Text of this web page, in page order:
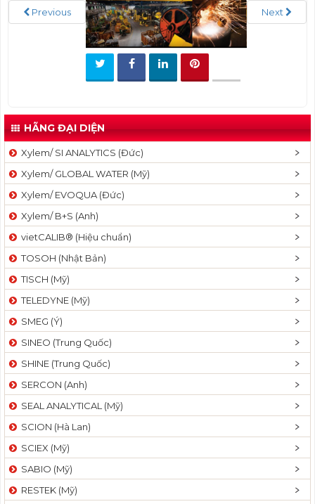
n
a
i
o
n
Previous Next
HÃNG ĐẠI DIỆN
Xylem/ SI ANALYTICS (Đức)
Xylem/ GLOBAL WATER (Mỹ)
Xylem/ EVOQUA (Đức)
Xylem/ B+S (Anh)
vietCALIB® (Hiệu chuẩn)
TOSOH (Nhật Bản)
TISCH (Mỹ)
TELEDYNE (Mỹ)
SMEG (Ý)
SINEO (Trung Quốc)
SHINE (Trung Quốc)
SERCON (Anh)
SEAL ANALYTICAL (Mỹ)
SCION (Hà Lan)
SCIEX (Mỹ)
SABIO (Mỹ)
RESTEK (Mỹ)